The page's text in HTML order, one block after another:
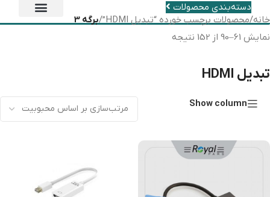
دسته‌بندی محصولات
خانه/محصولات برچسب خورده “تبدیل HDMI” /برگه 3
نمایش 61–90 از 152 نتیجه
تبدیل HDMI
Show column